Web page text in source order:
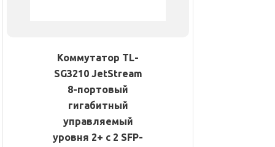
Коммутатор TL-
SG3210 JetStream
8-портовый
гигабитный
управляемый
уровня 2+ с 2 SFP-